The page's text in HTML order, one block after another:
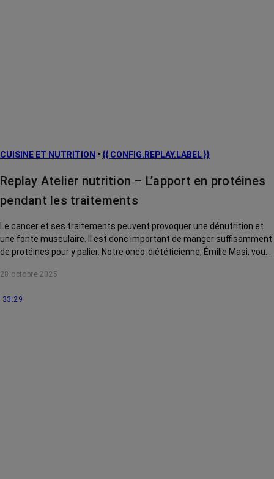
CUISINE ET NUTRITION • {{ CONFIG.REPLAY.LABEL }}
Replay Atelier nutrition – L’apport en protéines
pendant les traitements
Le cancer et ses traitements peuvent provoquer une dénutrition et
une fonte musculaire. Il est donc important de manger suffisamment
de protéines pour y palier. Notre onco-diététicienne, Émilie Masi, vous
28 octobre 2025
33:29